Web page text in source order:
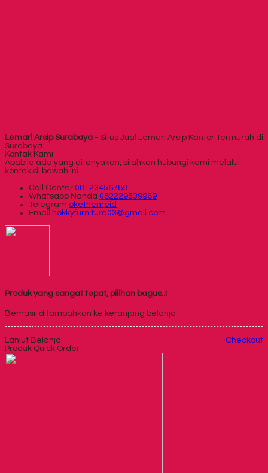
Lemari Arsip Surabaya - Situs Jual Lemari Arsip Kantor Termurah di
Surabaya
Kontak Kami
Apabila ada yang ditanyakan, silahkan hubungi kami melalui
kontak di bawah ini.
Call Center 08123456789
Whatsapp Nanda 082229539969
Telegram okethemeid
Email
hokkyfurniture03@gmail.com
Produk yang sangat tepat, pilihan bagus..!
Berhasil ditambahkan ke keranjang belanja
Lanjut Belanja
Checkout
Produk Quick Order